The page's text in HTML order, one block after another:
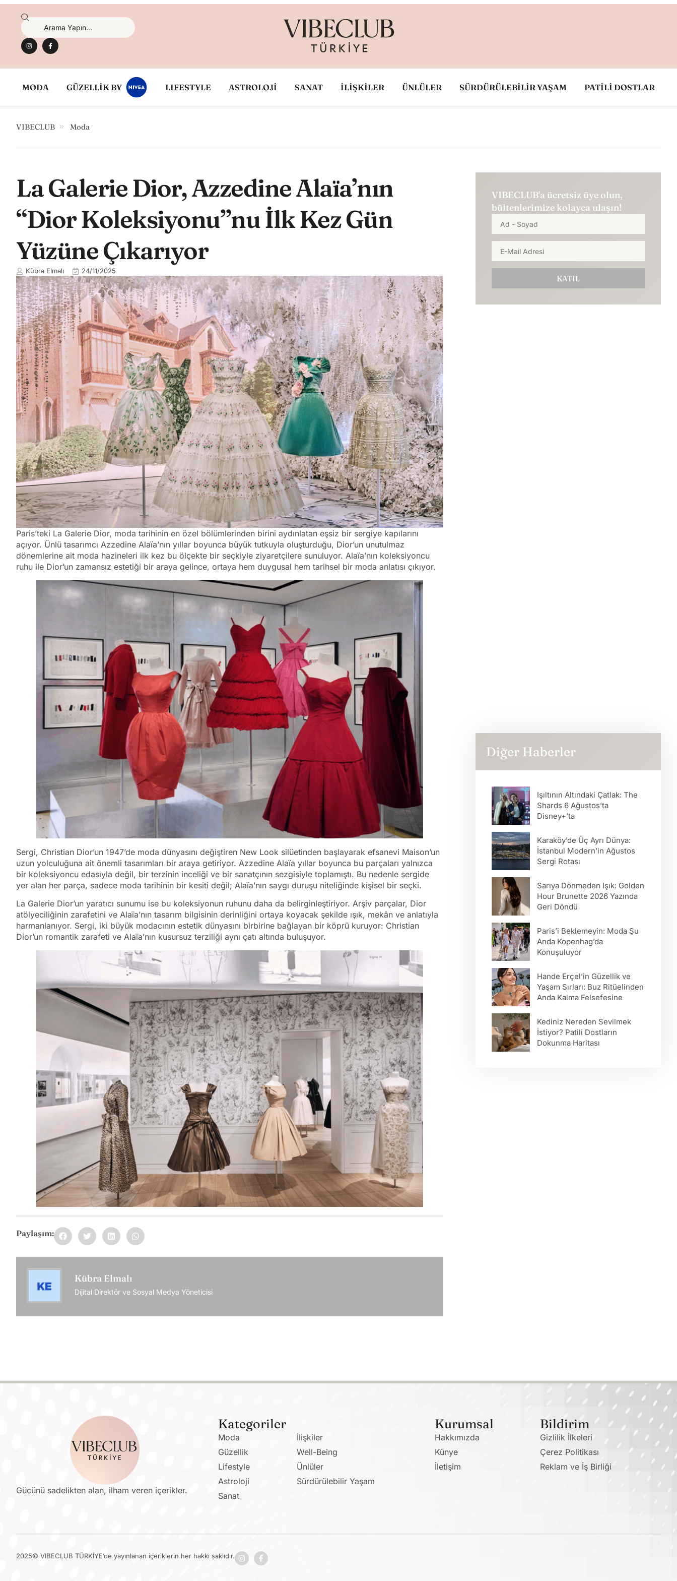
MODA GÜZELLİK BY LIFESTYLE ASTROLOJİ SANAT İLİŞKİLER ÜNLÜLER SÜRDÜRÜLEBİLİR YAŞAM PATİLİ DOSTLAR
VIBECLUB Moda
La Galerie Dior, Azzedine Alaïa’nın
“Dior Koleksiyonu”nu İlk Kez Gün
Yüzüne Çıkarıyor
Kübra Elmalı 24/11/2025
Paris’teki La Galerie Dior, moda tarihinin en özel bölümlerinden birini aydınlatan eşsiz bir sergiye kapılarını
açıyor. Ünlü tasarımcı Azzedine Alaïa’nın yıllar boyunca büyük tutkuyla oluşturduğu, Dior’un unutulmaz
dönemlerine ait moda hazineleri ilk kez bu ölçekte bir seçkiyle ziyaretçilere sunuluyor. Alaïa’nın koleksiyoncu
ruhu ile Dior’un zamansız estetiği bir araya gelince, ortaya hem duygusal hem tarihsel bir moda anlatısı çıkıyor.
Sergi, Christian Dior’un 1947’de moda dünyasını değiştiren New Look silüetinden başlayarak efsanevi Maison’un
uzun yolculuğuna ait önemli tasarımları bir araya getiriyor. Azzedine Alaïa yıllar boyunca bu parçaları yalnızca
bir koleksiyoncu edasıyla değil, bir terzinin inceliği ve bir sanatçının sezgisiyle toplamıştı. Bu nedenle sergide
yer alan her parça, sadece moda tarihinin bir kesiti değil; Alaïa’nın saygı duruşu niteliğinde kişisel bir seçki.
La Galerie Dior’un yaratıcı sunumu ise bu koleksiyonun ruhunu daha da belirginleştiriyor. Arşiv parçalar, Dior
atölyeciliğinin zarafetini ve Alaïa’nın tasarım bilgisinin derinliğini ortaya koyacak şekilde ışık, mekân ve anlatıyla
harmanlanıyor. Sergi, iki büyük modacının estetik dünyasını birbirine bağlayan bir köprü kuruyor: Christian
Dior’un romantik zarafeti ve Alaïa’nın kusursuz terziliği aynı çatı altında buluşuyor.
Paylaşım:
Kübra Elmalı
Dijital Direktör ve Sosyal Medya Yöneticisi
VIBECLUB'a ücretsiz üye olun,
bültenlerimize kolayca ulaşın!
KATIL
Diğer Haberler
Işıltının Altındaki Çatlak: The
Shards 6 Ağustos’ta
Disney+’ta
Karaköy’de Üç Ayrı Dünya:
İstanbul Modern’in Ağustos
Sergi Rotası
Sarıya Dönmeden Işık: Golden
Hour Brunette 2026 Yazında
Geri Döndü
Paris’i Beklemeyin: Moda Şu
Anda Kopenhag’da
Konuşuluyor
Hande Erçel’in Güzellik ve
Yaşam Sırları: Buz Ritüelinden
Anda Kalma Felsefesine
Kediniz Nereden Sevilmek
İstiyor? Patili Dostların
Dokunma Haritası
Gücünü sadelikten alan, ilham veren içerikler.
Kategoriler
Moda
Güzellik
Lifestyle
Astroloji
Sanat
İlişkiler
Well-Being
Ünlüler
Sürdürülebilir Yaşam
Kurumsal
Hakkımızda
Künye
İletişim
Bildirim
Gizlilik İlkeleri
Çerez Politikası
Reklam ve İş Birliği
2025© VIBECLUB TÜRKİYE’de yayınlanan içeriklerin her hakkı saklıdır.